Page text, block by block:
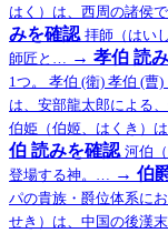
はく）は、西周の諸侯
みを確認 拝師（はい
師匠と… → 孝伯 読
1つ。 孝伯 (衛) 孝伯 (曹)
は、安部龍太郎による
伯姫（伯姬、はくき）
伯 読みを確認 河伯
登場する神。… → 伯
パの貴族・爵位体系に
せき）は、中国の後漢